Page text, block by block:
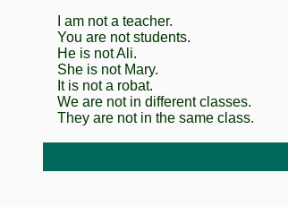
I am not a teacher.
You are not students.
He is not Ali.
She is not Mary.
It is not a robat.
We are not in different classes.
They are not in the same class.